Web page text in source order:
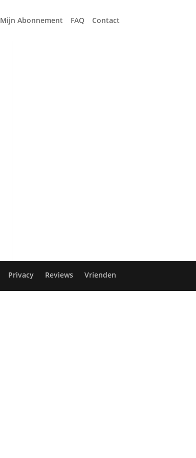
Mijn Abonnement FAQ Contact
Privacy Reviews Vrienden